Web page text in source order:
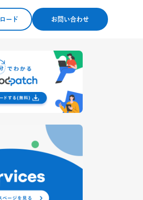
ード お問い合わせ